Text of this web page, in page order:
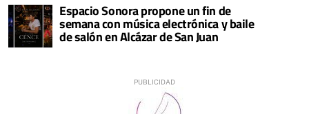
Espacio Sonora propone un fin de
semana con música electrónica y baile
de salón en Alcázar de San Juan